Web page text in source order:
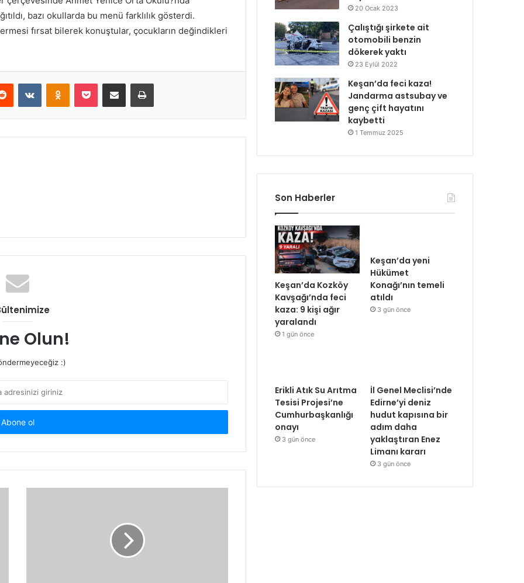
bazı okullarda bu menü farklılık gösterdi.
fırsat bilerek konuştular, çocukların değindikleri
Reddit VKontakteOdnoklassniki
Pocket E-Posta ile paylaş Yazdır
Olun!
:)
20 Ocak 2023
Çalıştığı şirkete ait
otomobili benzin
dökerek yaktı
23 Eylül 2022
Keşan’da feci kaza!
Jandarma astsubay ve
genç çift hayatını
kaybetti
1 Temmuz 2025
Son Haberler
Keşan’da Kozköy
Kavşağı’nda feci
kaza: 9 kişi ağır
yaralandı
1 gün önce
Keşan’da yeni
Hükümet
Konağı’nın temeli
atıldı
3 gün önce
Erikli Atık Su Arıtma
Tesisi Projesi’ne
Cumhurbaşkanlığı
onayı
3 gün önce
İl Genel Meclisi’nde
Edirne’yi deniz
hudut kapısına bir
adım daha
yaklaştıran Enez
Limanı kararı
3 gün önce